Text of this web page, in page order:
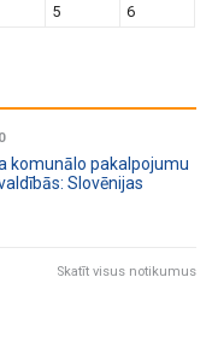
5 6
komunālo pakalpojumu
Slovēnijas
Skatīt visus notikumus